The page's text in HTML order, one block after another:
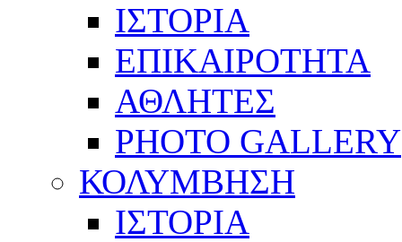
ΙΣΤΟΡΙΑ
ΕΠΙΚΑΙΡΟΤΗΤΑ
ΑΘΛΗΤΕΣ
PHOTO GALLERY
ΚΟΛΥΜΒΗΣΗ
ΙΣΤΟΡΙΑ